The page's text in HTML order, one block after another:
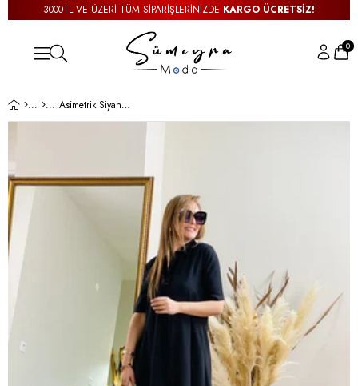
3000TL VE ÜZERİ TÜM SİPARİŞLERİNİZDE KARGO ÜCRETSİZ!
0
Asimetrik Siyah Elbise